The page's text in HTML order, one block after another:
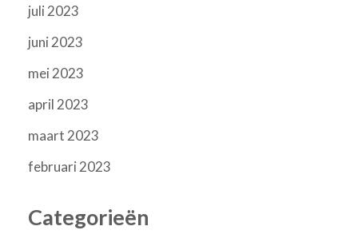
juli 2023
juni 2023
mei 2023
april 2023
maart 2023
februari 2023
Categorieën